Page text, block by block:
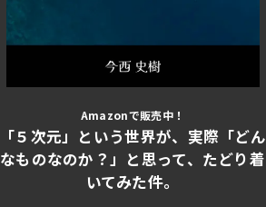
Amazonで販売中！
「５次元」という世界が、実際「どん
なものなのか？」と思って、たどり着
いてみた件。